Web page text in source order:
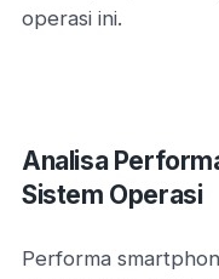
operasi ini.
Analisa
Sistem Operasi
Performa